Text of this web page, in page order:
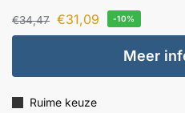
€34,47 €31,09 -10%
Meer
Ruime keuze